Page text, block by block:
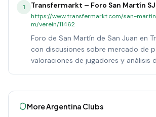
1 Transfermarkt – Foro San Martín SJ
https://www.transfermarkt.com/san-
m/verein/11462
Foro de San Martín de San Juan en
con discusiones sobre mercado de
valoraciones de jugadores y análisis
MoreArgentina Clubs